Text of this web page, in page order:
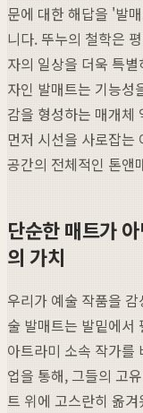
문에 대한 해답을 '발
니다. 뚜누의 철학은
자의 일상을 더욱 특
자인 발매트는 기능성
감을 형성하는 매개체
먼저 시선을 사로잡는
공간의 전체적인 톤앤
단순한 매트가
의 가치
우리가 예술 작품을
술 발매트는 발밑에서
아트라미 소속 작가를
업을 통해, 그들의 고
트 위에 고스란히 옮